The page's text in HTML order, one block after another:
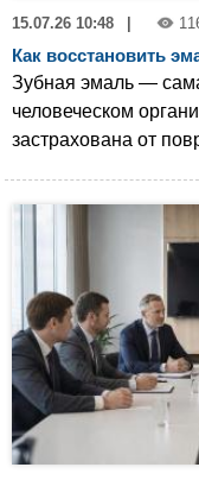
15.07.26 10:48
Как восстановить
Зубная эмаль —
человеческом
застрахована от